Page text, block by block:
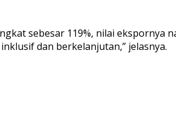
sebesar 119%, nilai ekspornya
dan berkelanjutan,” jelasnya.